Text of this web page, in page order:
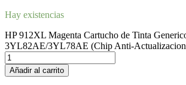
Hay existencias
HP 912XL Magenta Cartucho de Tinta
3YL82AE/3YL78AE (Chip Anti-
Añadir al carrito